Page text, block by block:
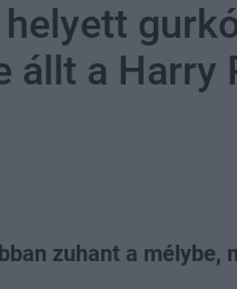
állt a Harry
zuhant a